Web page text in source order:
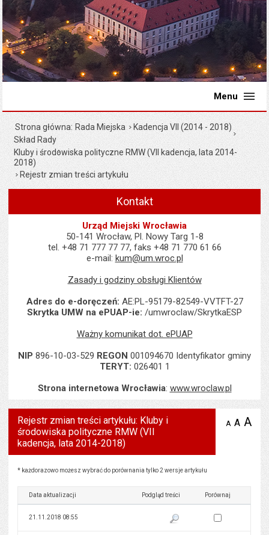
Menu
Strona główna Rada Miejska
Kadencja VII (2014 - 2018)
Skład Rady
Kluby i środowiska polityczne RMW (VII kadencja, lata 2014-
2018)
Rejestr zmian treści artykułu
Kontakt
Urząd Miejski Wrocławia
50-141 Wrocław, Pl. Nowy Targ 1-8
tel. +48 71 777 77 77, faks +48 71 770 61 66
e-mail: kum@um.wroc.pl
Zasady i godziny obsługi Klientów
Adres do e-doręczeń: AE:PL-95179-82549-VVTFT-27
Skrytka UMW na ePUAP-ie: /umwroclaw/SkrytkaESP
Ważny komunikat dot. ePUAP
NIP 896-10-03-529 REGON 001094670 Identyfikator gminy
TERYT: 026401 1
Strona internetowa Wrocławia: www.wroclaw.pl
Rejestr zmian treści artykułu: Kluby i
środowiska polityczne RMW (VII
kadencja, lata 2014-2018)
A zmniejsz
A A
Rejestr zmian treści artykułu: Kluby i środowiska polityczne RMW (VII kadencja, lata 2014-
* każdorazowo możesz wybrać do porównania tylko 2 wersje artykułu
Data aktualizacji Podgląd treści Porównaj
21.11.2018 08:55 Pokaż podgląd wersji z dnia
Zaznacz wersję do